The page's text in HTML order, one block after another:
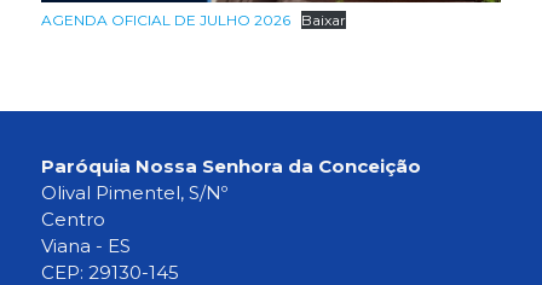
AGENDA OFICIAL DE JULHO 2026 Baixar
Paróquia Nossa Senhora da Conceição
Olival Pimentel, S/Nº
Centro
Viana - ES
CEP: 29130-145